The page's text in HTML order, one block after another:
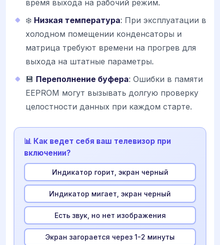
время выхода на рабочий режим.
❄️ Низкая температура: При эксплуатации в
холодном помещении конденсаторы и
матрица требуют времени на прогрев для
выхода на штатные параметры.
💾 Переполнение буфера: Ошибки в памяти
EEPROM могут вызывать долгую проверку
целостности данных при каждом старте.
📊 Как ведет себя ваш телевизор при
включении?
Индикатор горит, экран черный
Индикатор мигает, экран черный
Есть звук, но нет изображения
Экран загорается через 1-2 минуты